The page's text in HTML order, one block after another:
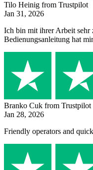
Tilo Heinig from Trustpilot
Jan 31, 2026
Ich bin mit ihrer Arbeit
Bedienungsanleitung hat
Branko Cuk from Trustpilot
Jan 28, 2026
Friendly operators and